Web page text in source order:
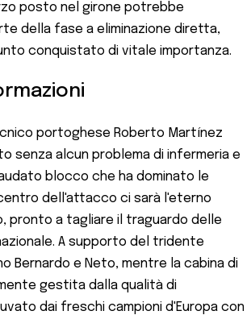
posto nel girone potrebbe
della fase a eliminazione diretta,
conquistato di vitale importanza.
portoghese Roberto Martínez
senza alcun problema di infermeria e
blocco che ha dominato le
dell'attacco ci sarà l'eterno
pronto a tagliare il traguardo delle
A supporto del tridente
Bernardo e Neto, mentre la cabina di
gestita dalla qualità di
dai freschi campioni d'Europa con